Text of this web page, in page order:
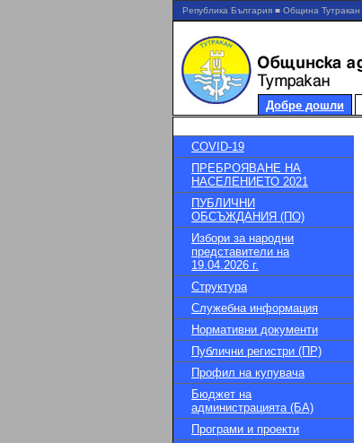
Република България ■ Община Тутракан
Добре дошли
COVID-19
ПРЕБРОЯВАНЕ НА
НАСЕЛЕНИЕТО 2021
ПУБЛИЧНИ
ОБСЪЖДАНИЯ (ПО)
Избори за народни
представители на
19.04.2026 г.
Структура
Служебна информация
Нормативни документи
Публични регистри (ПР)
Профил на купувача
Бюджет на
администрацията (БА)
Програми и проекти